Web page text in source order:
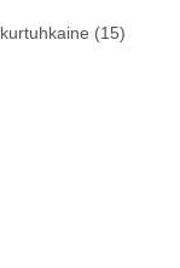
(15)